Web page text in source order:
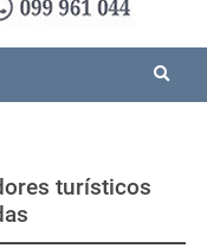
turísticos